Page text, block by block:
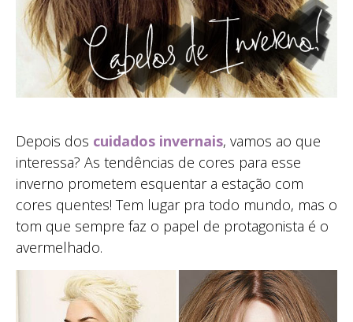
Depois dos cuidados invernais, vamos ao que
interessa? As tendências de cores para esse
inverno prometem esquentar a estação com
cores quentes! Tem lugar pra todo mundo, mas o
tom que sempre faz o papel de protagonista é o
avermelhado.